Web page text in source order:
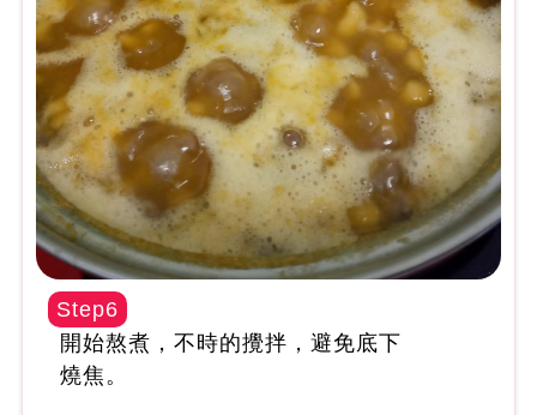
Step6
開始熬煮，不時的攪拌，避免底下
燒焦。